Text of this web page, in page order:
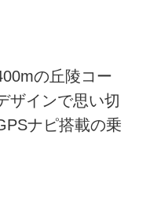
の丘陵コー
ザインで思い切
ナピ搭載の乗